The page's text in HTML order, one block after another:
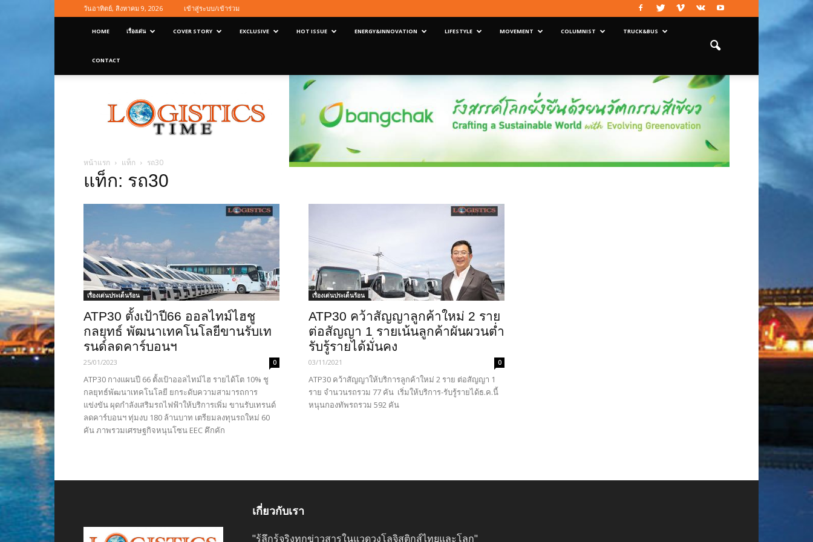
วันอาทิตย์, สิงหาคม 9, 2026 เข้าสู่ระบบ/เข้าร่วม
HOME เรื่องเด่น COVER STORY EXCLUSIVE HOT ISSUE ENERGY&INNOVATION LIFESTYLE MOVEMENT COLUMNIST TRUCK&BUS
CONTACT
Magazine
หน้าแรก แท็ก รถ30
แท็ก: รถ30
เรื่องเด่นประเด็นร้อน
ATP30 ตั้งเป้าปี66 ออลไทม์ไฮชู
กลยุทธ์ พัฒนาเทคโนโลยีขานรับเท
รนด์ลดคาร์บอนฯ
25/01/2023 0
ATP30 กางแผนปี 66 ตั้งเป้าออลไทม์ไฮ รายได้โต 10% ชู
กลยุทธ์พัฒนาเทคโนโลยี ยกระดับความสามารถการ
แข่งขัน ผุดกำลังเสริมรถไฟฟ้าให้บริการเพิ่ม ขานรับเทรนด์
ลดคาร์บอนฯ ทุ่มงบ 180 ล้านบาท เตรียมลงทุนรถใหม่ 60
คัน ภาพรวมเศรษฐกิจหนุนโซน EEC คึกคัก
เรื่องเด่นประเด็นร้อน
ATP30 คว้าสัญญาลูกค้าใหม่ 2 ราย
ต่อสัญญา 1 รายเน้นลูกค้าผันผวนต่ำ
รับรู้รายได้มั่นคง
03/11/2021 0
ATP30 คว้าสัญญาให้บริการลูกค้าใหม่ 2 ราย ต่อสัญญา 1
ราย จำนวนรถรวม 77 คัน เริ่มให้บริการ-รับรู้รายได้ธ.ค.นี้
หนุนกองทัพรถรวม 592 คัน
เกี่ยวกับเรา
"รู้ลึกรู้จริงทุกข่าวสารในแวดวงโลจิสติกส์ไทยและโลก"